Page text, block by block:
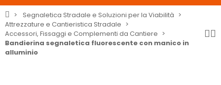
Segnaletica Stradale e Soluzioni per la Viabilità
Attrezzature e Cantieristica Stradale
Accessori, Fissaggi e Complementi da Cantiere
Bandierina segnaletica fluorescente con manico in
alluminio